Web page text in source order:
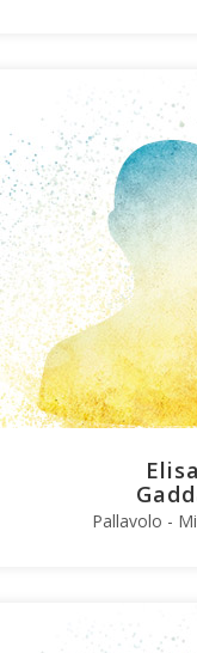
Elisa
Pallavolo -